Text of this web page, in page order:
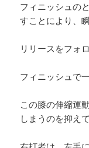
フィニッシュの
すことにより、
リリースをフォ
フィニッシュで
この膝の伸縮運
しまうのを抑え